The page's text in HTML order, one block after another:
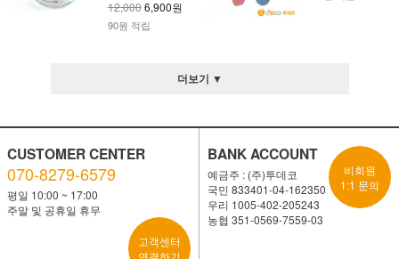
12,0006,900원
90원 적립
더보기 ▼
CUSTOMER CENTER
070-8279-6579
평일 10:00 ~ 17:00
주말 및 공휴일 휴무
고객센터
연결하기
BANK ACCOUNT
예금주 : (주)투데코
국민 833401-04-162350
우리 1005-402-205243
농협 351-0569-7559-03
비회원
1:1 문의